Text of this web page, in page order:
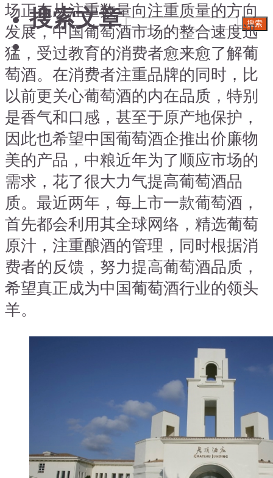
搜索文章 搜索
场正在从注重数量向注重质量的方向
发展，中国葡萄酒市场的整合速度迅
猛，受过教育的消费者愈来愈了解葡
萄酒。在消费者注重品牌的同时，比
以前更关心葡萄酒的内在品质，特别
是香气和口感，甚至于原产地保护，
因此也希望中国葡萄酒企推出价廉物
美的产品，中粮近年为了顺应市场的
需求，花了很大力气提高葡萄酒品
质。最近两年，每上市一款葡萄酒，
首先都会利用其全球网络，精选葡萄
原汁，注重酿酒的管理，同时根据消
费者的反馈，努力提高葡萄酒品质，
希望真正成为中国葡萄酒行业的领头
羊。